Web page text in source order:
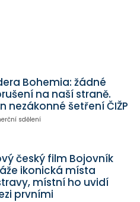
Bohemia: žádné
na naší straně.
nezákonné šetření ČIŽP
sdělení
český film Bojovník
ikonická místa
místní ho uvidí
prvními